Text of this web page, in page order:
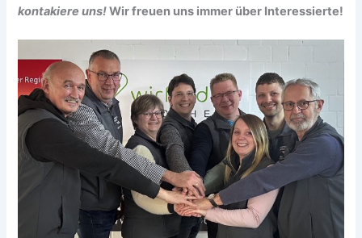
kontakiere uns!Wir freuen uns immer über Interessierte!